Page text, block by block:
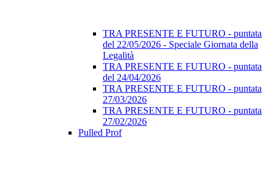
TRA PRESENTE E FUTURO - puntata
del 22/05/2026 - Speciale Giornata della
Legalità
TRA PRESENTE E FUTURO - puntata
del 24/04/2026
TRA PRESENTE E FUTURO - puntata
27/03/2026
TRA PRESENTE E FUTURO - puntata
27/02/2026
Pulled Prof